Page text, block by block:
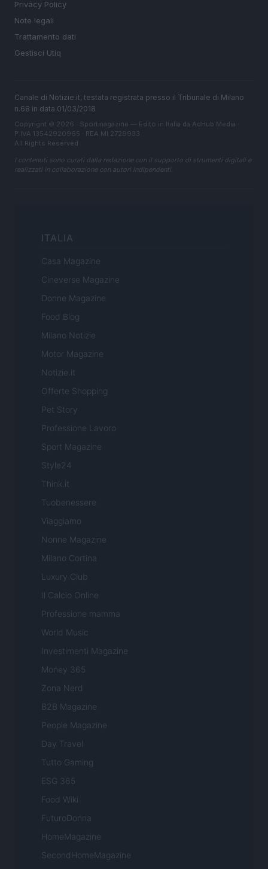
Privacy Policy
Note legali
Trattamento dati
Gestisci Utiq
Canale di Notizie.it, testata registrata presso il Tribunale di Milano
n.68 in data 01/03/2018
Copyright © 2026 · Sportmagazine — Edito in Italia da AdHub Media
P.IVA 13542920965 · REA MI 2729933
All Rights Reserved
I contenuti sono curati dalla redazione con il supporto di strumenti digitali e
realizzati in collaborazione con autori indipendenti.
ITALIA
Casa Magazine
Cineverse Magazine
Donne Magazine
Food Blog
Milano Notizie
Motor Magazine
Notizie.it
Offerte Shopping
Pet Story
Professione Lavoro
Sport Magazine
Style24
Think.it
Tuobenessere
Viaggiamo
Nonne Magazine
Milano Cortina
Luxury Club
Il Calcio Online
Professione mamma
World Music
Investimenti Magazine
Money 365
Zona Nerd
B2B Magazine
People Magazine
Day Travel
Tutto Gaming
ESG 365
Food Wiki
FuturoDonna
HomeMagazine
SecondHomeMagazine